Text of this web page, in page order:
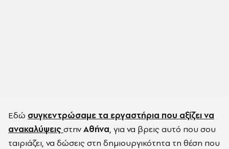
Εδώ συγκεντρώσαμε τα εργαστήρια που αξίζει να
ανακαλύψειςστηνΑθήνα, για να βρεις αυτό που σου
ταιριάζει, να δώσεις στη δημιουργικότητα τη θέση που